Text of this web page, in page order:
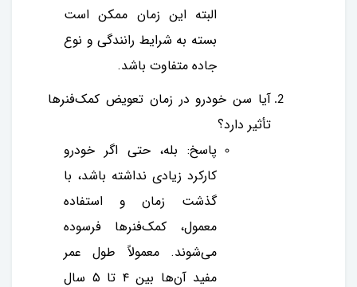
البته این زمان ممکن است
بسته به شرایط رانندگی و نوع
جاده متفاوت باشد.
آیا سن خودرو در زمان تعویض کمک‌فنرها
تأثیر دارد؟
پاسخ: بله، حتی اگر خودرو
کارکرد زیادی نداشته باشد، با
گذشت زمان و استفاده
معمول، کمک‌فنرها فرسوده
می‌شوند. معمولاً طول عمر
مفید آن‌ها بین ۴ تا ۵ سال